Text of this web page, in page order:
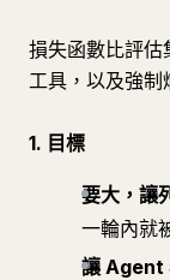
損失函數比評估
工具，以及強制
1. 目標
要大，讓
一輪內就
讓 Agent